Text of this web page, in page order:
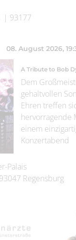
| 93177
08. August 2026,
A Tribute to Bob
Dem
gehaltvollen
Ehren treffen
hervorragende
einem
Konzertabend
Palais
93047 Regensburg